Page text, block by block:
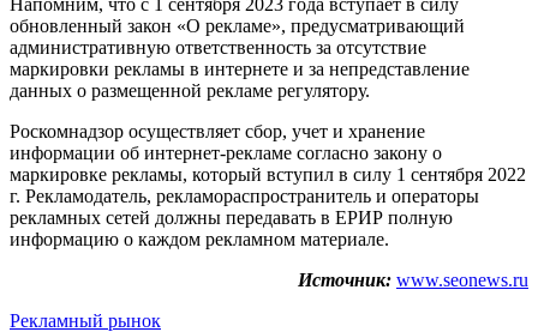
обновленный закон «О рекламе», предусматривающий
административную ответственность за отсутствие
маркировки рекламы в интернете и за непредставление
данных о размещенной рекламе регулятору.
Роскомнадзор осуществляет сбор, учет и хранение
информации об интернет-рекламе согласно закону о
маркировке рекламы, который вступил в силу 1 сентября 2022
г. Рекламодатель, рекламораспространитель и операторы
рекламных сетей должны передавать в ЕРИР полную
информацию о каждом рекламном материале.
Источник: www.seonews.ru
Рекламный рынок